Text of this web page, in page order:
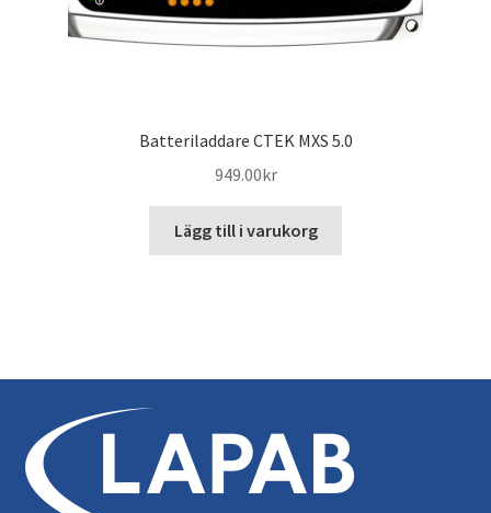
Batteriladdare CTEK MXS 5.0
949.00kr
Lägg till i varukorg